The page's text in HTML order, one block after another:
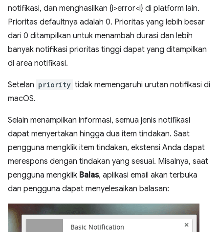
notifikasi, dan menghasilkan {i>error<i} di platform lain.
Prioritas defaultnya adalah 0. Prioritas yang lebih besar
dari 0 ditampilkan untuk menambah durasi dan lebih
banyak notifikasi prioritas tinggi dapat yang ditampilkan
di area notifikasi.
Setelan priority tidak memengaruhi urutan notifikasi di
macOS.
Selain menampilkan informasi, semua jenis notifikasi
dapat menyertakan hingga dua item tindakan. Saat
pengguna mengklik item tindakan, ekstensi Anda dapat
merespons dengan tindakan yang sesuai. Misalnya, saat
pengguna mengklik Balas, aplikasi email akan terbuka
dan pengguna dapat menyelesaikan balasan: